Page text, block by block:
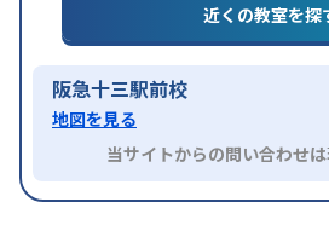
授業の振替可能不登校生に
近くの教室を探
阪急十三駅前校
地図を見る
当サイトからの問い合わせ